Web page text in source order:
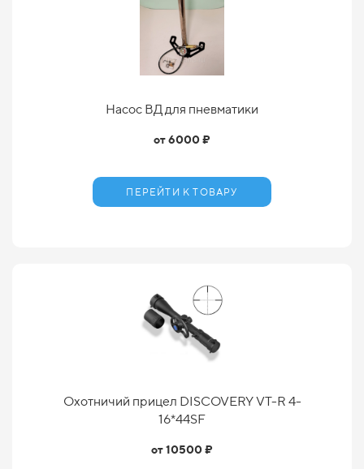
Насос ВД для пневматики
от 6000 ₽
ПЕРЕЙТИ К ТОВАРУ
Охотничий прицел DISCOVERY VT-R 4-
16*44SF
от 10500 ₽